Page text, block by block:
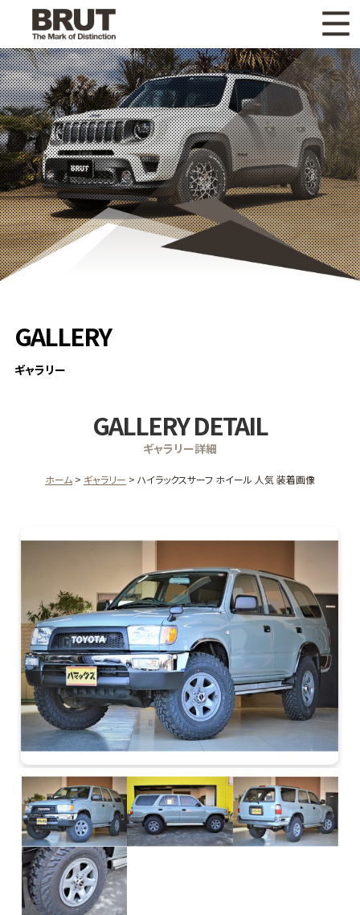
WHAT'S NEW ニュース
WHEEL LINEUP ホイールラインナップ
OTHER PRODUCT 関連製品
GALLERY ギャラリー
CATALOG カタログ請求
PRIVACY POLICY 個人情報保護方針
GALLERY
ギャラリー
GALLERY DETAIL
ギャラリー詳細
ホーム ギャラリー ハイラックスサーフ ホイール 人気 装着画像